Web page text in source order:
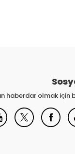
haberdar olmak için